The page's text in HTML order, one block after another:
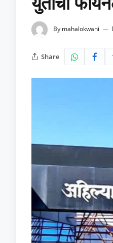
By mahalokwani
Share